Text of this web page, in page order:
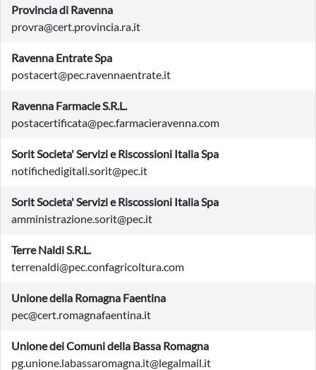
Provincia di Ravenna
provra@cert.provincia.ra.it
Ravenna Entrate Spa
postacert@pec.ravennaentrate.it
Ravenna Farmacie S.R.L.
postacertificata@pec.farmacieravenna.com
Sorit Societa' Servizi e Riscossioni Italia Spa
notifichedigitali.sorit@pec.it
Sorit Societa' Servizi e Riscossioni Italia Spa
amministrazione.sorit@pec.it
Terre Naldi S.R.L.
terrenaldi@pec.confagricoltura.com
Unione della Romagna Faentina
pec@cert.romagnafaentina.it
Unione dei Comuni della Bassa Romagna
pg.unione.labassaromagna.it@legalmail.it